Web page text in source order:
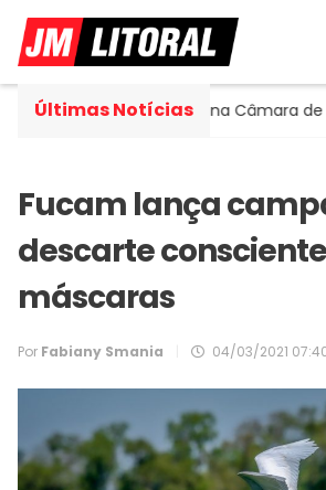
Últimas Notícias
assume cadeira na Câmara de
Fucam lança
descarte
máscaras
Por Fabiany Smania 04/03/2021